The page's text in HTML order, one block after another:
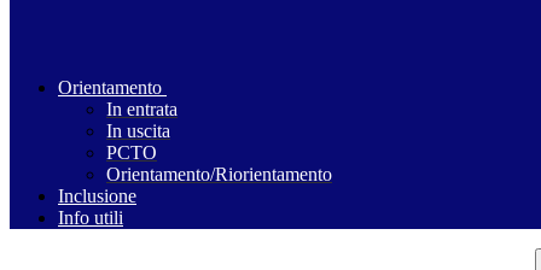
Orientamento
In entrata
In uscita
PCTO
Orientamento/Riorientamento
Inclusione
Info utili